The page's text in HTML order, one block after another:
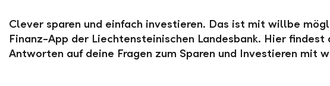
Clever sparen und einfach investieren. Das ist mit willbe
Finanz-App der Liechtensteinischen Landesbank. Hier findest
Antworten auf deine Fragen zum Sparen und Investieren mit